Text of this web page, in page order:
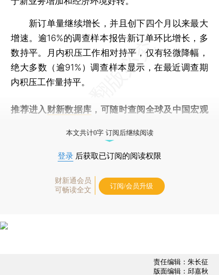
新订单量继续增长，并且创下四个月以来最大
增速。逾16%的调查样本报告新订单环比增长，多
数持平。月内积压工作相对持平，仅有轻微降幅，
绝大多数（逾91%）调查样本显示，在最近调查期
内积压工作量持平。
推荐进入 财新数据库 ，可随时查阅全球及中国宏观
本文共计0字 订阅后继续阅读
登录 后获取已订阅的阅读权限
财新通会员
可畅读全文
订阅/会员升级
责任编辑：朱长征
版面编辑：邱嘉秋